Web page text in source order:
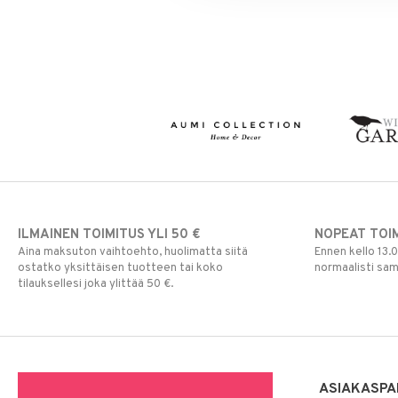
ILMAINEN TOIMITUS YLI 50 €
Aina maksuton vaihtoehto, huolimatta siitä
ostatko yksittäisen tuotteen tai koko
tilauksellesi joka ylittää 50 €.
NOPEAT
Ennen kello
normaalisti